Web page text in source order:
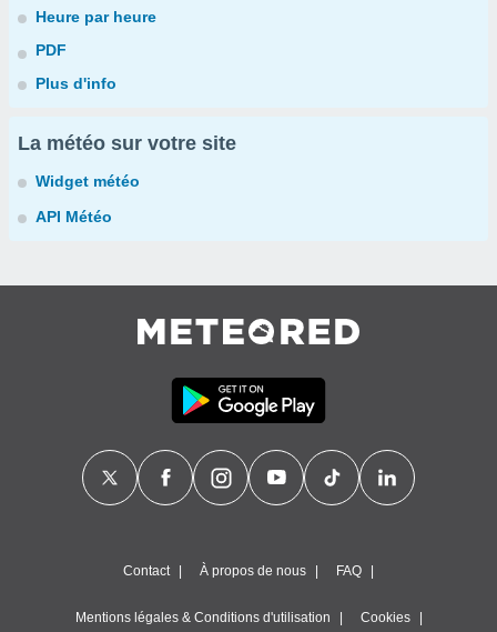
Heure par heure
PDF
Plus d'info
La météo sur votre site
Widget météo
API Météo
Contact À propos de nous FAQ
Mentions légales & Conditions d'utilisation Cookies